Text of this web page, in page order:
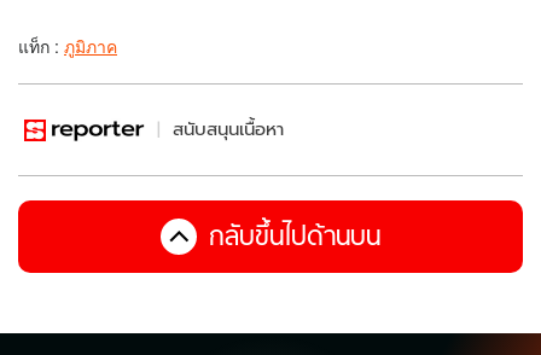
แท็ก : ภูมิภาค
สนับสนุนเนื้อหา
กลับขึ้นไปด้านบน